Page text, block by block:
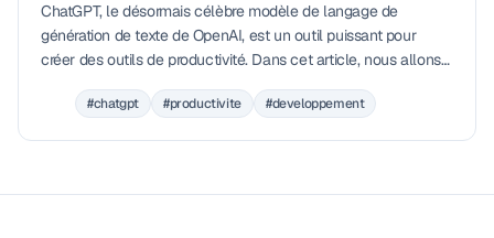
ChatGPT, le désormais célèbre modèle de langage de
génération de texte de OpenAI, est un outil puissant pour
créer des outils de productivité. Dans cet article, nous allons
pour les devs, les Ops ou les équipes DevOps.
#chatgpt #productivite #developpement